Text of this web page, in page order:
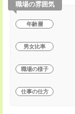
職場の雰囲気
年齢層
男女比率
職場の様子
仕事の仕方